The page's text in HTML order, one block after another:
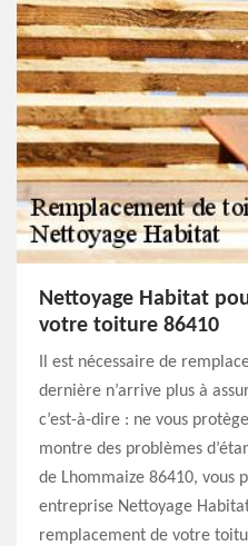
Nettoyage Habitat
votre toiture 86410
Il est nécessaire de
dernière n’arrive plus à
c’est-à-dire : ne vous
montre des problèmes
de Lhommaize 86410, vous
entreprise Nettoyage
remplacement de votre